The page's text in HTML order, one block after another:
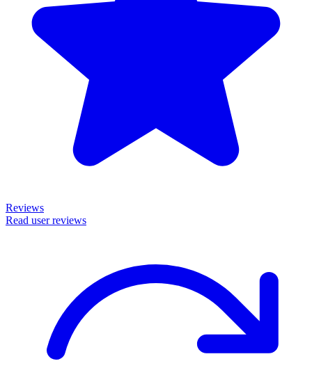
Reviews
Read user reviews